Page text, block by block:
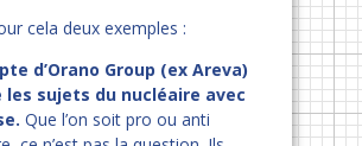
cela deux exemples :
d’Orano Group (ex Areva)
les sujets du nucléaire avec
Que l’on soit pro ou anti